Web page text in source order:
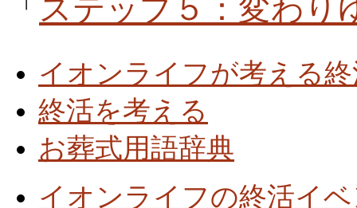
「 ステップ５：変わり
イオンライフが考える
終活を考える
お葬式用語辞典
イオンライフの終活イ